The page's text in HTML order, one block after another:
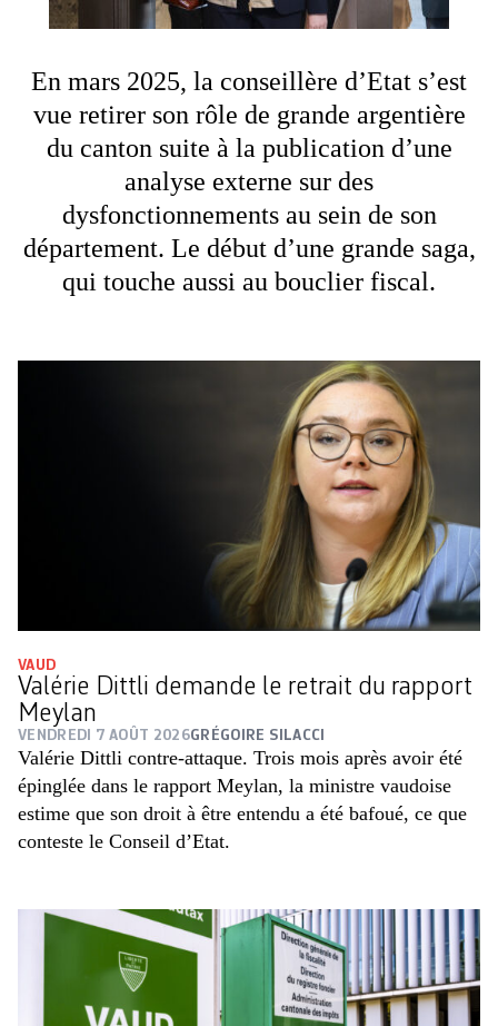
En mars 2025, la conseillère d’Etat s’est
vue retirer son rôle de grande argentière
du canton suite à la publication d’une
analyse externe sur des
dysfonctionnements au sein de son
département. Le début d’une grande saga,
qui touche aussi au bouclier fiscal.
VAUD
Valérie Dittli demande le retrait du rapport
Meylan
VENDREDI 7 AOÛT 2026GRÉGOIRE SILACCI
Valérie Dittli contre-attaque. Trois mois après avoir été
épinglée dans le rapport Meylan, la ministre vaudoise
estime que son droit à être entendu a été bafoué, ce que
conteste le Conseil d’Etat.